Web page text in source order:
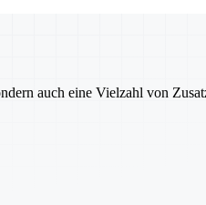
auch eine Vielzahl von